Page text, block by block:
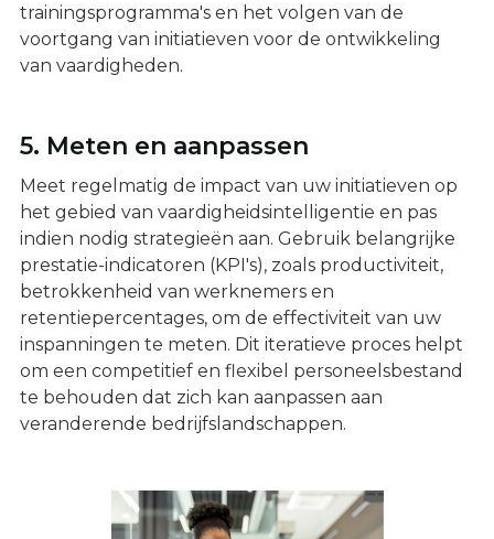
trainingsprogramma's en het volgen van de
voortgang van initiatieven voor de ontwikkeling
van vaardigheden.
5. Meten en aanpassen
Meet regelmatig de impact van uw initiatieven op
het gebied van vaardigheidsintelligentie en pas
indien nodig strategieën aan. Gebruik belangrijke
prestatie-indicatoren (KPI's), zoals productiviteit,
betrokkenheid van werknemers en
retentiepercentages, om de effectiviteit van uw
inspanningen te meten. Dit iteratieve proces helpt
om een competitief en flexibel personeelsbestand
te behouden dat zich kan aanpassen aan
veranderende bedrijfslandschappen.